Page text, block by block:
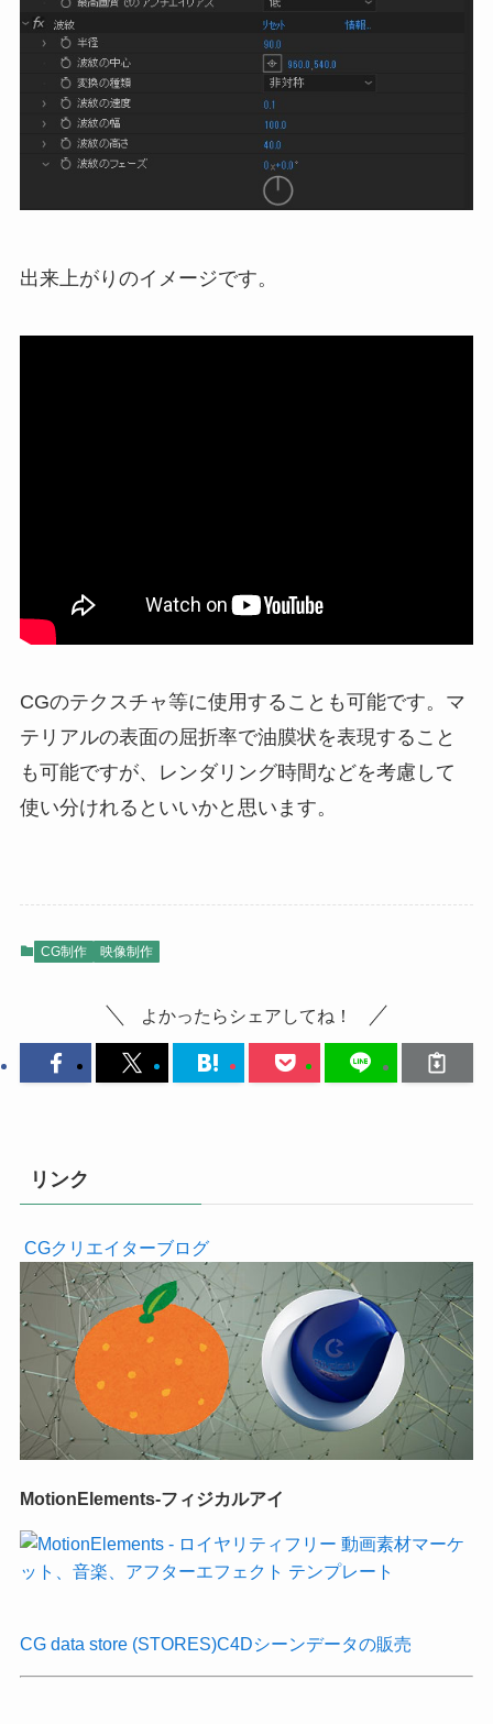
出来上がりのイメージです。
CGのテクスチャ等に使用することも可能です。マ
テリアルの表面の屈折率で油膜状を表現すること
も可能ですが、レンダリング時間などを考慮して
使い分けれるといいかと思います。
CG制作 映像制作
よかったらシェアしてね！
リンク
CGクリエイターブログ
MotionElements-フィジカルアイ
CG data store (STORES)C4Dシーンデータの販売